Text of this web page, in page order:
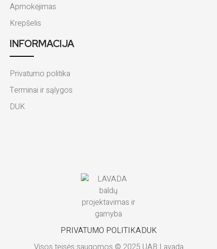
Apmokėjimas
Krepšelis
INFORMACIJA
Privatumo politika
Terminai ir sąlygos
DUK
PRIVATUMO POLITIKADUK